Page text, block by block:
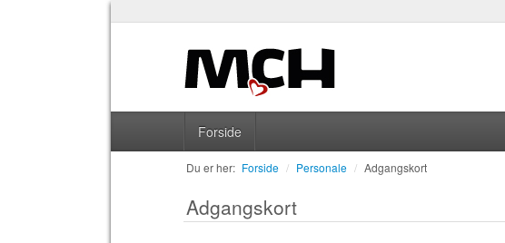
Forside
Du er her: Forside / Personale / Adgangskort
Adgangskort